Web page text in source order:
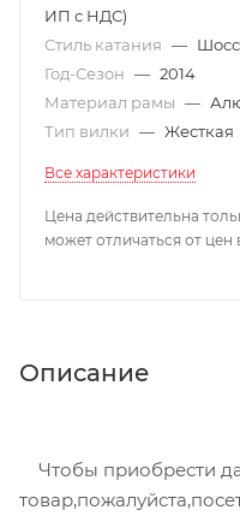
ИП с НДС)
Стиль катания —
Год-Сезон — 2014
Материал рамы —
Тип вилки — Жесткая
Все характеристики
Цена действительна
может отличаться от цен
Описание
Чтобы приобрести